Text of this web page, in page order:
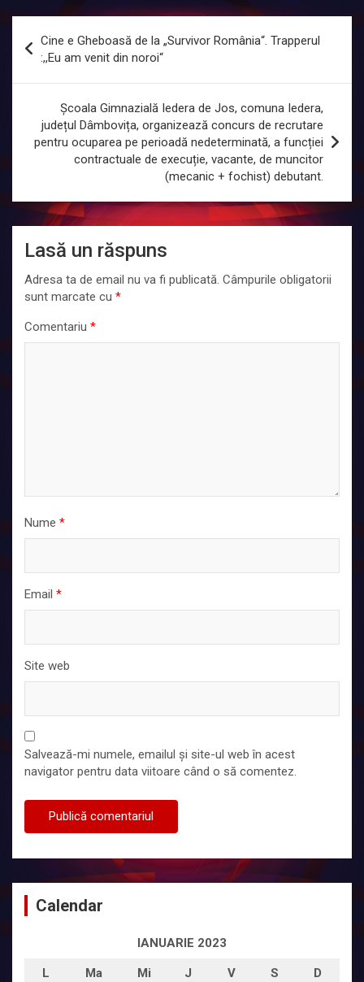
în
articole
Cine e Gheboasă de la „Survivor România“. Trapperul
:,,Eu am venit din noroi“
Școala Gimnazială Iedera de Jos, comuna Iedera,
județul Dâmbovița, organizează concurs de recrutare
pentru ocuparea pe perioadă nedeterminată, a funcției
contractuale de execuție, vacante, de muncitor
(mecanic + fochist) debutant.
Lasă un răspuns
Adresa ta de email nu va fi publicată. Câmpurile obligatorii
sunt marcate cu *
Comentariu *
Nume *
Email *
Site web
Salvează-mi numele, emailul și site-ul web în acest
navigator pentru data viitoare când o să comentez.
Calendar
IANUARIE 2023
L Ma Mi J V S D